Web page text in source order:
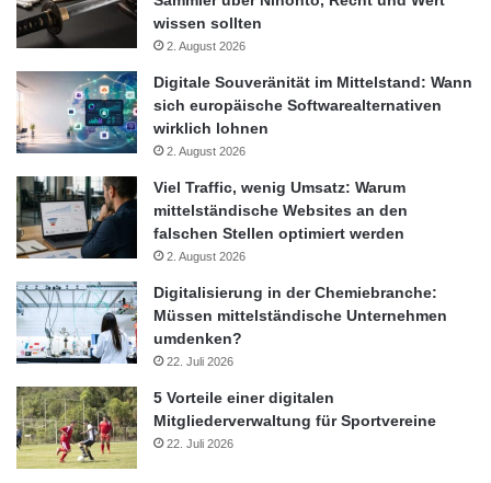
wissen sollten
2. August 2026
Digitale Souveränität im Mittelstand: Wann
sich europäische Softwarealternativen
wirklich lohnen
2. August 2026
Viel Traffic, wenig Umsatz: Warum
mittelständische Websites an den
falschen Stellen optimiert werden
2. August 2026
Digitalisierung in der Chemiebranche:
Müssen mittelständische Unternehmen
umdenken?
22. Juli 2026
5 Vorteile einer digitalen
Mitgliederverwaltung für Sportvereine
22. Juli 2026